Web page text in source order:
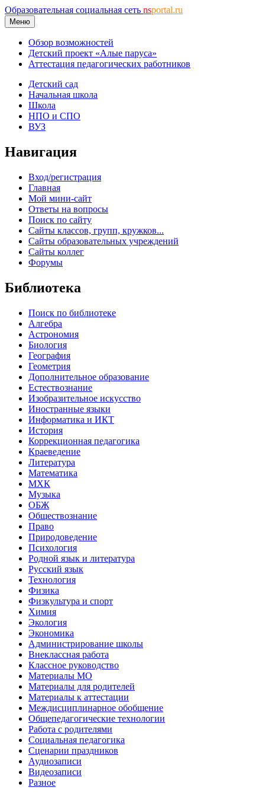
Образовательная социальная сеть nsportal.ru
Меню
Обзор возможностей
Детский проект «Алые паруса»
Аттестация педагогических работников
Детский сад
Начальная школа
Школа
НПО и СПО
ВУЗ
Навигация
Вход/регистрация
Главная
Мой мини-сайт
Ответы на вопросы
Поиск по сайту
Сайты классов, групп, кружков...
Сайты образовательных учреждений
Сайты коллег
Форумы
Библиотека
Поиск по библиотеке
Алгебра
Астрономия
Биология
География
Геометрия
Дополнительное образование
Естествознание
Изобразительное искусство
Иностранные языки
Информатика и ИКТ
История
Коррекционная педагогика
Краеведение
Литература
Математика
МХК
Музыка
ОБЖ
Обществознание
Право
Природоведение
Психология
Родной язык и литература
Русский язык
Технология
Физика
Физкультура и спорт
Химия
Экология
Экономика
Администрирование школы
Внеклассная работа
Классное руководство
Материалы МО
Материалы для родителей
Материалы к аттестации
Междисциплинарное обобщение
Общепедагогические технологии
Работа с родителями
Социальная педагогика
Сценарии праздников
Аудиозаписи
Видеозаписи
Разное